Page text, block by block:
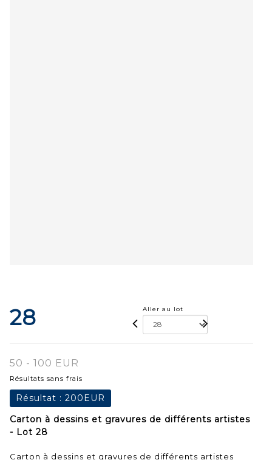
28 Aller au lot
50 - 100 EUR
Résultats sans frais
Résultat : 200EUR
Carton à dessins et gravures de différents artistes
- Lot 28
Carton à dessins et gravures de différents artistes